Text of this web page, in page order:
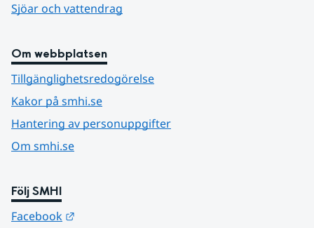
Sjöar och vattendrag
Om webbplatsen
Tillgänglighetsredogörelse
Kakor på smhi.se
Hantering av personuppgifter
Om smhi.se
Följ SMHI
Facebook